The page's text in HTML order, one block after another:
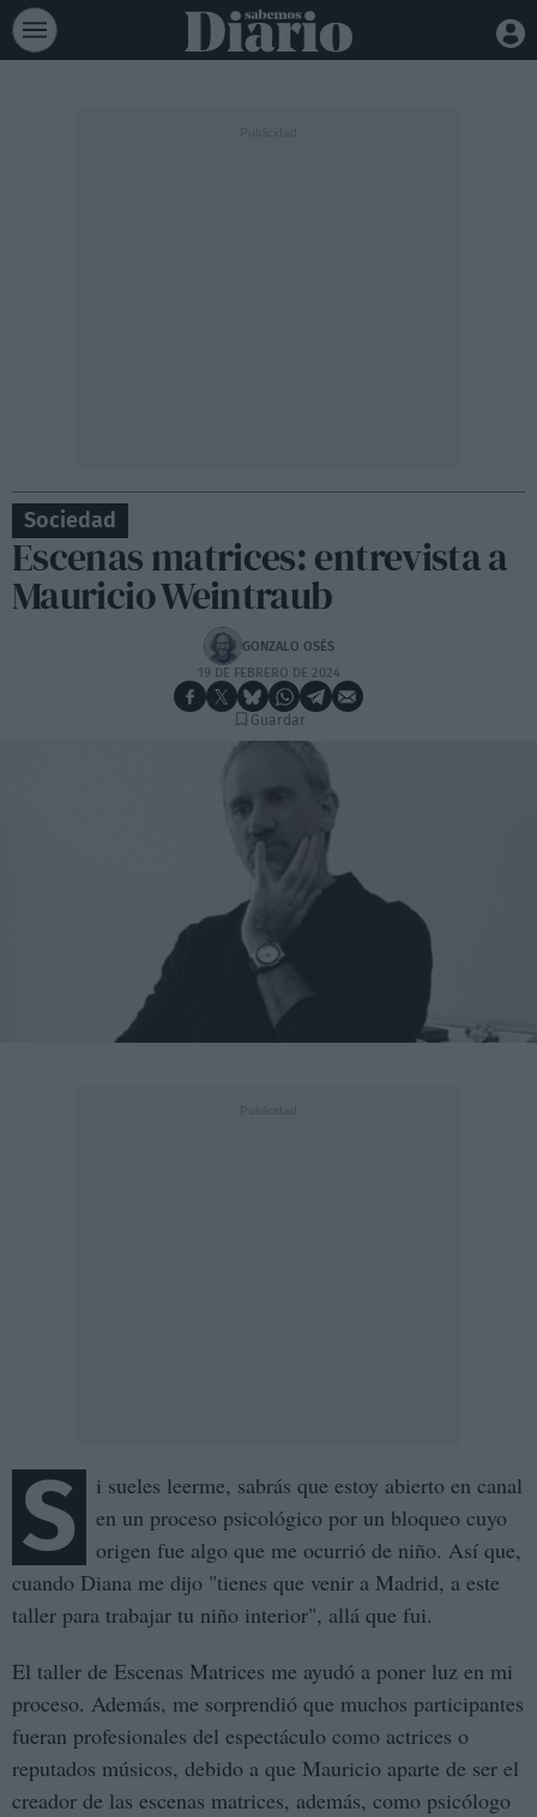
Sociedad
Escenas matrices: entrevista a
Mauricio Weintraub
GONZALO OSÉS
19 DE FEBRERO DE 2024
Guardar
S
i sueles leerme, sabrás que estoy abierto en canal
en un proceso psicológico por un bloqueo cuyo
origen fue algo que me ocurrió de niño. Así que,
cuando Diana me dijo "tienes que venir a Madrid, a este
taller para trabajar tu niño interior", allá que fui.
El taller de Escenas Matrices me ayudó a poner luz en mi
proceso. Además, me sorprendió que muchos participantes
fueran profesionales del espectáculo como actrices o
reputados músicos, debido a que Mauricio aparte de ser el
creador de las escenas matrices, además, como psicólogo